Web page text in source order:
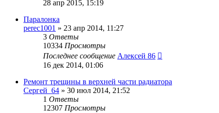
28 апр 2015, 15:19
Паралонка
perec1001 » 23 апр 2014, 11:27
3 Ответы
10334 Просмотры
Последнее сообщение Алексей 86
16 дек 2014, 01:06
Ремонт трещины в верхней части радиатора
Сергей_64 » 30 июл 2014, 21:52
1 Ответы
12307 Просмотры